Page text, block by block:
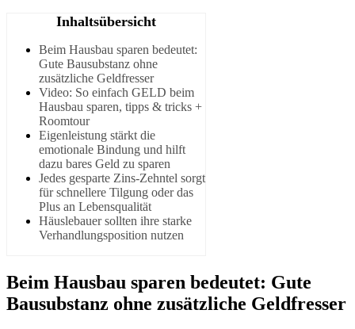
Inhaltsübersicht
Beim Hausbau sparen bedeutet:
Gute Bausubstanz ohne
zusätzliche Geldfresser
Video: So einfach GELD beim
Hausbau sparen, tipps & tricks +
Roomtour
Eigenleistung stärkt die
emotionale Bindung und hilft
dazu bares Geld zu sparen
Jedes gesparte Zins-Zehntel sorgt
für schnellere Tilgung oder das
Plus an Lebensqualität
Häuslebauer sollten ihre starke
Verhandlungsposition nutzen
Beim Hausbau sparen bedeutet: Gute
Bausubstanz ohne zusätzliche Geldfresser